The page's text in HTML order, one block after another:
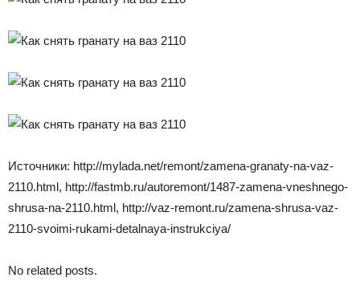
Источники: http://mylada.net/remont/zamena-granaty-na-vaz-
2110.html, http://fastmb.ru/autoremont/1487-zamena-vneshnego-
shrusa-na-2110.html, http://vaz-remont.ru/zamena-shrusa-vaz-
2110-svoimi-rukami-detalnaya-instrukciya/
No related posts.